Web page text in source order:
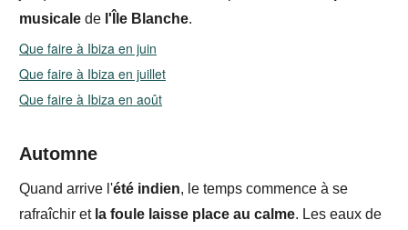
musicale de l'Île Blanche.
Que faire à Ibiza en juin
Que faire à Ibiza en juillet
Que faire à Ibiza en août
Automne
Quand arrive l'été indien, le temps commence à se
rafraîchir etla foule laisse place au calme. Les eaux de